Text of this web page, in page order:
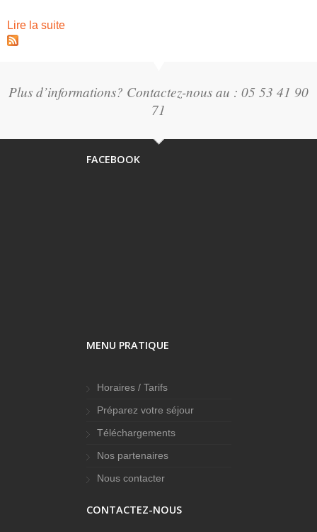
Lire la suite
Plus d’informations? Contactez-nous au : 05 53 41 90
71
FACEBOOK
MENU PRATIQUE
Horaires / Tarifs
Préparez votre séjour
Téléchargements
Nos partenaires
Nous contacter
CONTACTEZ-NOUS